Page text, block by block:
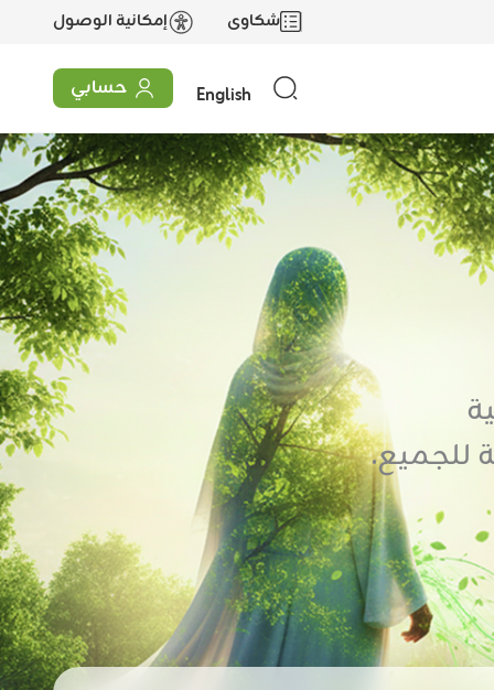
شكاوى إمكانية الوصول
English حسابي
للجميع.